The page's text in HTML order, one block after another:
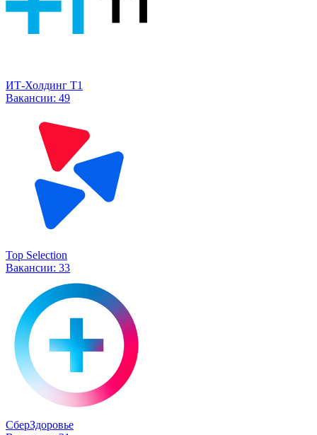
ИТ-Холдинг Т1
Вакансии: 49
Top Selection
Вакансии: 33
СберЗдоровье